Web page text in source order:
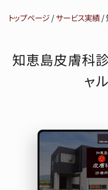
トップページ/サービス実績/
知恵島皮膚科
ャ